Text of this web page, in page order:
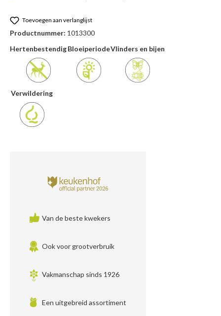
Toevoegen aan verlanglijst
Productnummer: 1013300
HertenbestendigBloeiperiodeVlinders en bijen
Verwildering
Van de beste kwekers
Ook voor grootverbruik
Vakmanschap sinds 1926
Een uitgebreid assortiment